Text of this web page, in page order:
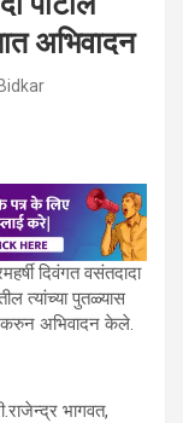
अभिवादन
दिवंगत वसंतदादा
त्यांच्या पुतळ्यास
करुन अभिवादन केले.
भागवत,